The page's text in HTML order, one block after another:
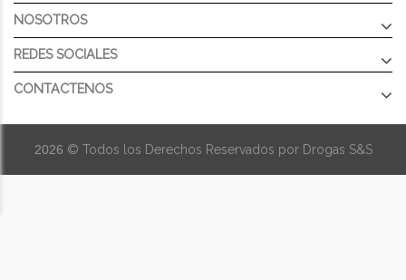
NOSOTROS
REDES SOCIALES
CONTACTENOS
2026 © Todos los Derechos Reservados por Drogas S&S